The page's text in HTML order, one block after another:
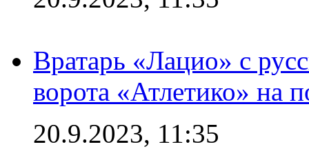
Вратарь «Лацио» с
ворота «Атлетико» на
20.9.2023, 11:35